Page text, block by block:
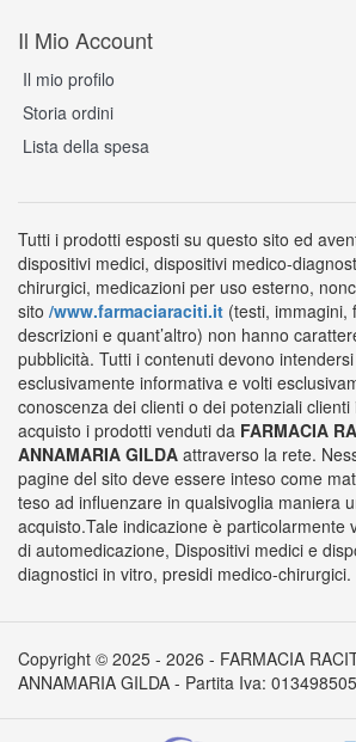
Il Mio Account
Il mio profilo
Storia ordini
Lista della spesa
Tutti i prodotti esposti su questo sito ed
dispositivi medici, dispositivi medico-
chirurgici, medicazioni per uso esterno,
sito /www.farmaciaraciti.it (testi, immagini,
descrizioni e quant’altro) non hanno
pubblicità. Tutti i contenuti devono
esclusivamente informativa e volti
conoscenza dei clienti o dei potenziali
acquisto i prodotti venduti da FARMACIA
ANNAMARIA GILDA attraverso la rete.
pagine del sito deve essere inteso come
teso ad influenzare in qualsivoglia maniera
acquisto.Tale indicazione è particolarmente
di automedicazione, Dispositivi medici e
diagnostici in vitro, presidi medico-chirurgici.
Copyright © 2025 - 2026 - FARMACIA
ANNAMARIA GILDA - Partita Iva: